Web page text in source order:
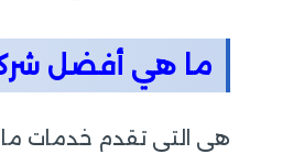
ما هي أفضل
هي التي تقدم خدمات ما